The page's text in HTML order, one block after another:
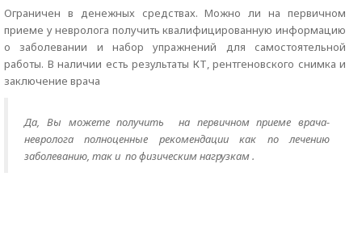
Ограничен в денежных средствах. Можно ли на первичном
приеме у невролога получить квалифицированную информацию
о заболевании и набор упражнений для самостоятельной
работы. В наличии есть результаты КТ, рентгеновского снимка и
заключение врача
Да, Вы можете получить на первичном приеме врача-
невролога полноценные рекомендации как по лечению
заболеванию, так и по физическим нагрузкам .